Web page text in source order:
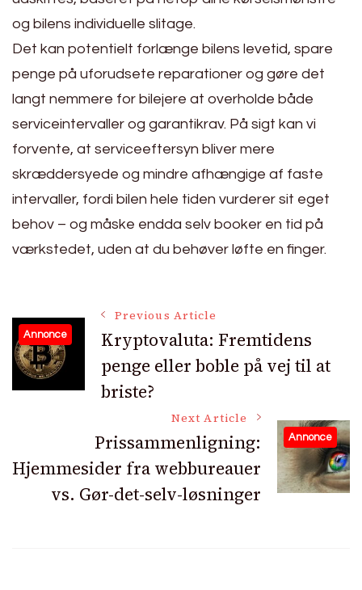
og bilens individuelle slitage.
Det kan potentielt forlænge bilens levetid, spare
penge på uforudsete reparationer og gøre det
langt nemmere for bilejere at overholde både
serviceintervaller og garantikrav. På sigt kan vi
forvente, at serviceeftersyn bliver mere
skræddersyede og mindre afhængige af faste
intervaller, fordi bilen hele tiden vurderer sit eget
behov – og måske endda selv booker en tid på
værkstedet, uden at du behøver løfte en finger.
Post
Navigation
Annonce
Previous Article
Kryptovaluta: Fremtidens
penge eller boble på vej til at
briste?
Annonce
Next Article
Prissammenligning:
Hjemmesider fra webbureauer
vs. Gør-det-selv-løsninger